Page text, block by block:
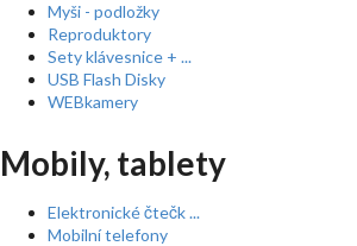
Myši - podložky
Reproduktory
Sety klávesnice + ...
USB Flash Disky
WEBkamery
Mobily, tablety
Elektronické čtečk ...
Mobilní telefony